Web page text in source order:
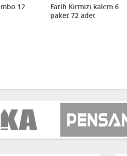
12
Fatih Kırmızı kalem 6
paket 72 adet